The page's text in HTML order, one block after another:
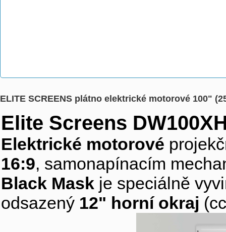
ELITE SCREENS plátno elektrické motorové 100"
Elite Screens
Elektrické motorové
16:9, samonapínacím
Black Mask je speciálně
odsazený 12" horní okraj